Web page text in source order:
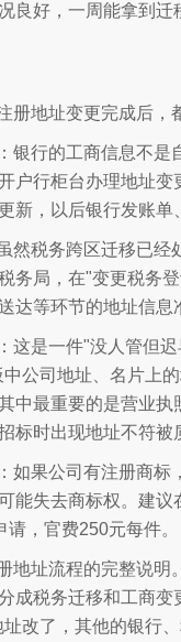
良好，一周能拿到
册地址变更完成后，
银行的工商信息不是
户行柜台办理地址
新，以后银行发账单
然税务跨区迁移已
务局，在"变更税务
达等环节的地址信息
这是一件"没人管但
公司地址、名片上
中最重要的是营业
标时出现地址不符被
如果公司有注册商
失去商标权。建议
，官费250元每件。
地址流程的完整说明
成税务迁移和工商
改了，其他的银行